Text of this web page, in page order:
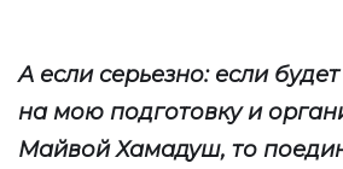
А если серьезно: если
на мою подготовку и
Майвой Хамадуш, то